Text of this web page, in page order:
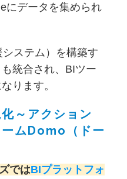
にデータを集められ
ステム）を構築す
統合され、BIツー
ります。
～アクション
ムDomo（ドー
ではBIプラットフォ